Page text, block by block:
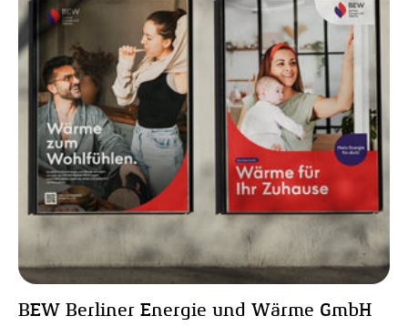
BEW Berliner Energie und Wärme GmbH